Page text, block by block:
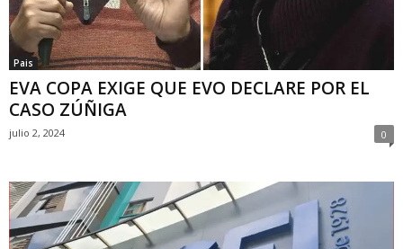
Pais
EVA COPA EXIGE QUE EVO DECLARE POR EL
CASO ZÚÑIGA
julio 2, 2024 0